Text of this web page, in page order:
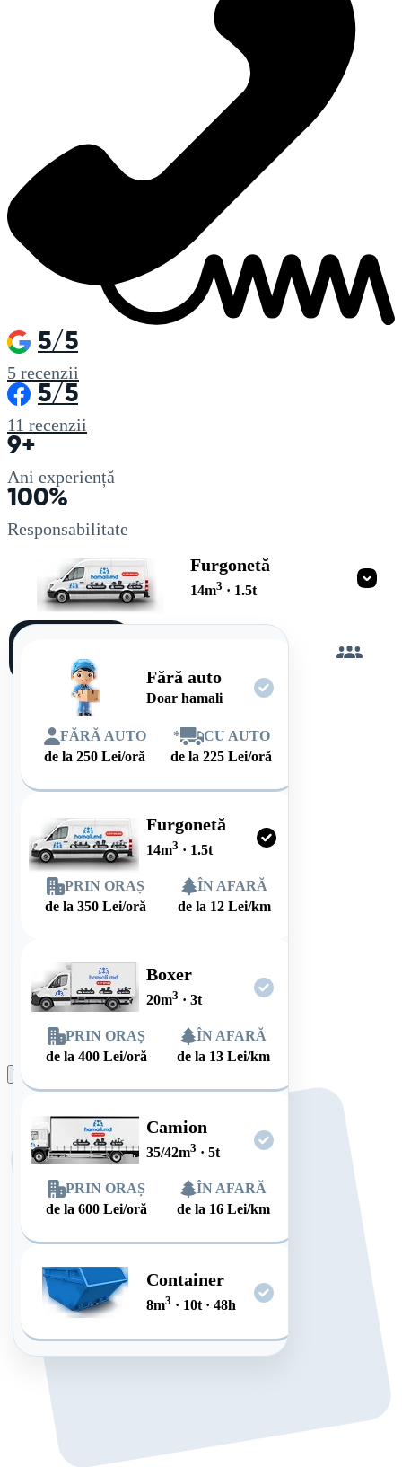
5/5
5 recenzii
5/5
11 recenzii
9+
Ani experiență
100%
Responsabilitate
Furgonetă
14m3 · 1.5t
Fără auto
Doar hamali
FĂRĂ AUTO
de la250 Lei/oră
*
CU AUTO
de la225 Lei/oră
Furgonetă
14m3 · 1.5t
PRIN ORAȘ
de la 350 Lei/oră
ÎN AFARĂ
de la 12 Lei/km
Boxer
20m3 · 3t
PRIN ORAȘ
de la400 Lei/oră
ÎN AFARĂ
de la 13 Lei/km
Camion
35/42m3 · 5t
PRIN ORAȘ
de la600 Lei/oră
ÎN AFARĂ
de la 16 Lei/km
Container
8m3 · 10t · 48h
singur
Plasează comanda